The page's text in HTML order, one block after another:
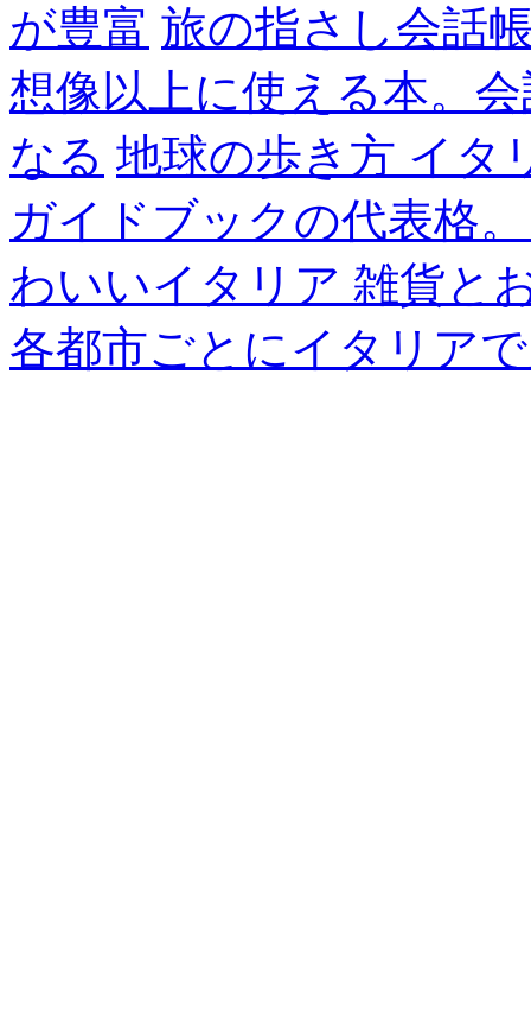
が豊富 旅の指さし会話
想像以上に使える本。
なる 地球の歩き方 イタ
ガイドブックの代表格
わいいイタリア 雑貨と
各都市ごとにイタリア